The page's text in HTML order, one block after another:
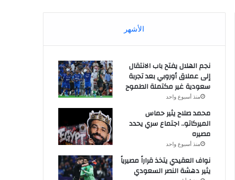
الأشهر
نجم الهلال يفتح باب الانتقال
إلى عملاق أوروبي بعد تجربة
سعودية غير مكتملة الطموح
منذ أسبوع واحد
محمد صلاح يثير حماس
الميركاتو.. اجتماع سري يحدد
مصيره
منذ أسبوع واحد
نواف العقيدي يتخذ قراراً مصيرياً
يثير دهشة النصر السعودي